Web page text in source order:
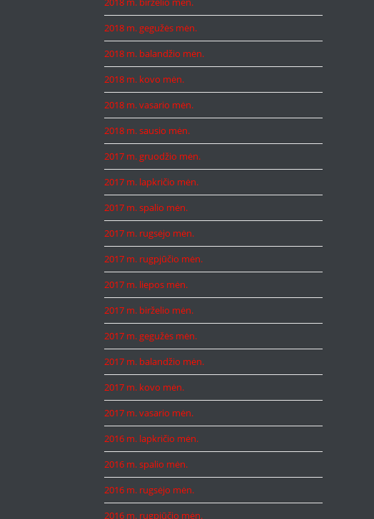
2018 m. gegužės mėn.
2018 m. balandžio mėn.
2018 m. kovo mėn.
2018 m. vasario mėn.
2018 m. sausio mėn.
2017 m. gruodžio mėn.
2017 m. lapkričio mėn.
2017 m. spalio mėn.
2017 m. rugsėjo mėn.
2017 m. rugpjūčio mėn.
2017 m. liepos mėn.
2017 m. birželio mėn.
2017 m. gegužės mėn.
2017 m. balandžio mėn.
2017 m. kovo mėn.
2017 m. vasario mėn.
2016 m. lapkričio mėn.
2016 m. spalio mėn.
2016 m. rugsėjo mėn.
2016 m. rugpjūčio mėn.